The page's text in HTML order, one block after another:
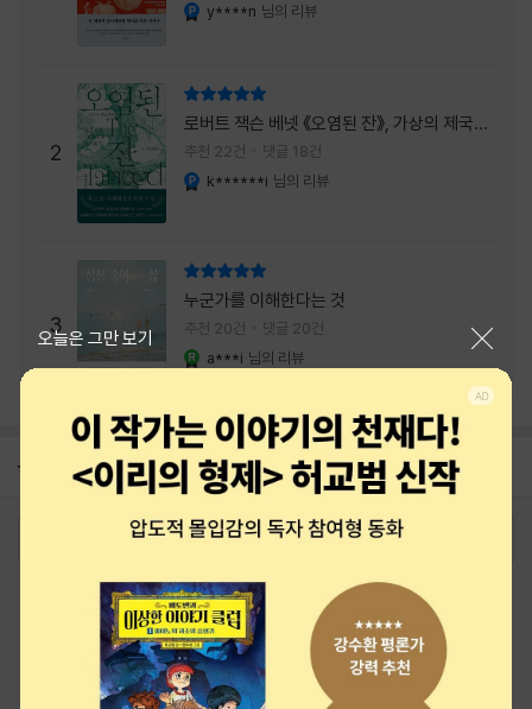
y****n 님의 리뷰
2
로버트 잭슨 베넷 《오염된 잔》, 가상의 제국이
주는 실감과 미스터리 사건의 치밀함이 이루어
내는 최상의 시너지...
추천 22건 댓글 18건
k******i 님의 리뷰
3
누군가를 이해한다는 것
추천 20건 댓글 20건
a***i 님의 리뷰
공지 26년 NBCI 수상 안내
2026-08-01
오늘은 그만 보기
최근 본 상품 주문/배송
고객센터 1544-3800 티켓 1544-6399
중고샵 1566-4295
eBook 1:1문의/채팅상담
예스이십사(주) 사업자 정보
이용약관
개인정보처리방침
청소년보호정책